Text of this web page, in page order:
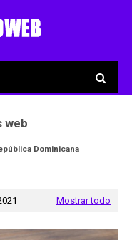
web
Dominicana
Mostrar todo